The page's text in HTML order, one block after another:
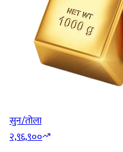
सुन/तोला
२,९६,९००